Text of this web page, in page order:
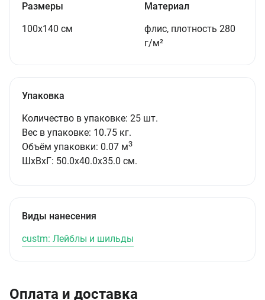
Размеры
100х140 см
Материал
флис, плотность 280
г/м²
Упаковка
Количество в упаковке: 25 шт.
Вес в упаковке: 10.75 кг.
Объём упаковки: 0.07 м3
ШxВxГ: 50.0x40.0x35.0 см.
Виды нанесения
custm: Лейблы и шильды
Оплата и доставка